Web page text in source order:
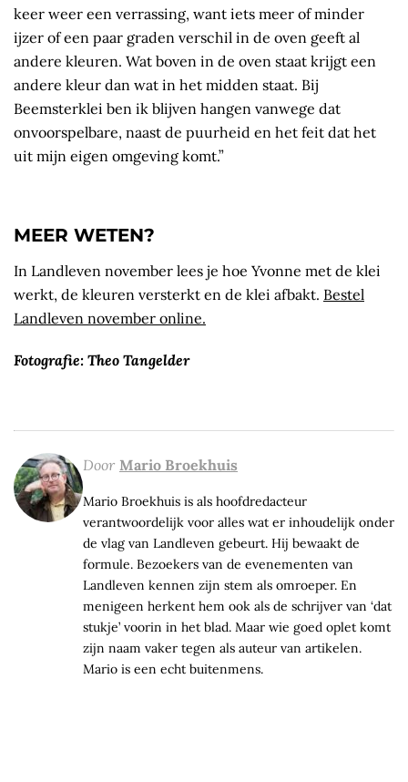
keer weer een verrassing, want iets meer of minder
ijzer of een paar graden verschil in de oven geeft al
andere kleuren. Wat boven in de oven staat krijgt een
andere kleur dan wat in het midden staat. Bij
Beemsterklei ben ik blijven hangen vanwege dat
onvoorspelbare, naast de puurheid en het feit dat het
uit mijn eigen omgeving komt.”
MEER WETEN?
In Landleven november lees je hoe Yvonne met de klei
werkt, de kleuren versterkt en de klei afbakt. Bestel
Landleven november online.
Fotografie: Theo Tangelder
Door Mario Broekhuis
Mario Broekhuis is als hoofdredacteur
verantwoordelijk voor alles wat er inhoudelijk onder
de vlag van Landleven gebeurt. Hij bewaakt de
formule. Bezoekers van de evenementen van
Landleven kennen zijn stem als omroeper. En
menigeen herkent hem ook als de schrijver van ‘dat
stukje’ voorin in het blad. Maar wie goed oplet komt
zijn naam vaker tegen als auteur van artikelen.
Mario is een echt buitenmens.